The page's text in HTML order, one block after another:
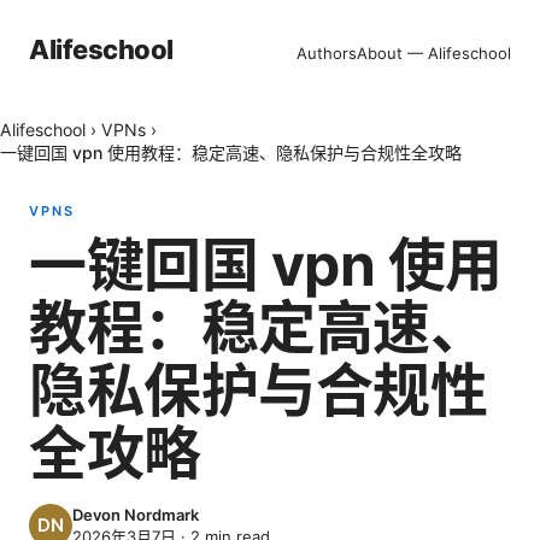
Alifeschool AuthorsAbout — Alifeschool
Alifeschool › VPNs ›
一键回国 vpn 使用教程：稳定高速、隐私保护与合规性全攻略
VPNS
一键回国 vpn 使用
教程：稳定高速、
隐私保护与合规性
全攻略
Devon Nordmark
2026年3月7日 · 2 min read